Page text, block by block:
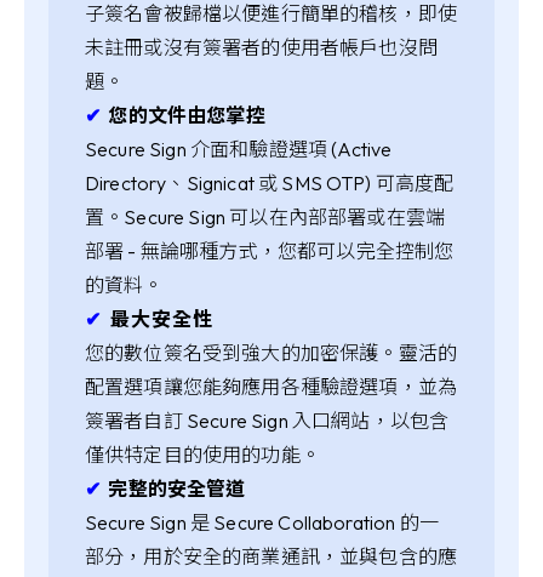
子簽名會被歸檔以便進行簡單的稽核，即使
未註冊或沒有簽署者的使用者帳戶也沒問
題。
✔︎ 您的文件由您掌控
Secure Sign 介面和驗證選項 (Active
Directory、Signicat 或 SMS OTP) 可高度配
置。Secure Sign 可以在內部部署或在雲端
部署 - 無論哪種方式，您都可以完全控制您
的資料。
✔︎ 最大安全性
您的數位簽名受到強大的加密保護。靈活的
配置選項讓您能夠應用各種驗證選項，並為
簽署者自訂 Secure Sign 入口網站，以包含
僅供特定目的使用的功能。
✔︎ 完整的安全管道
Secure Sign 是 Secure Collaboration 的一
部分，用於安全的商業通訊，並與包含的應